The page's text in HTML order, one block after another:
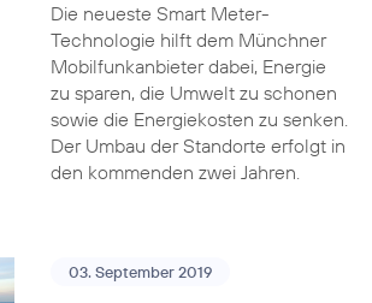
Die neueste Smart Meter-
Technologie hilft dem Münchner
Mobilfunkanbieter dabei, Energie
zu sparen, die Umwelt zu schonen
sowie die Energiekosten zu senken.
Der Umbau der Standorte erfolgt in
den kommenden zwei Jahren.
03. September 2019